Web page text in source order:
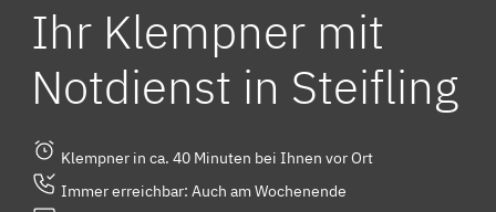
Ihr Klempner mit
Notdienst in Steifling
Klempner in ca. 40 Minuten bei Ihnen vor Ort
Immer erreichbar: Auch am Wochenende